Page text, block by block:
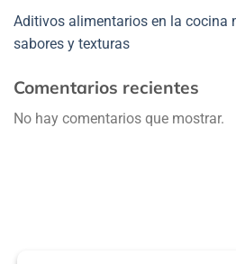
Aditivos alimentarios en la cocina
sabores y texturas
Comentarios recientes
No hay comentarios que mostrar.